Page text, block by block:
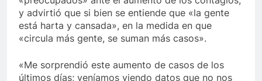
y advirtió que si bien se entiende que «la gente
está harta y cansada», en la medida en que
«circula más gente, se suman más casos».
«Me sorprendió este aumento de casos de los
últimos días; veníamos viendo datos que no nos